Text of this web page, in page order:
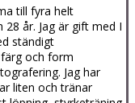
till fyra helt
år. Jag är gift med I
ständigt
och form
Jag har
liten och tränar